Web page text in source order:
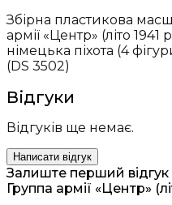
Збірна пластикова
армії «Центр» (літо 1941
німецька піхота (4
(DS 3502)
Відгуки
Відгуків ще немає.
Написати відгук
Залиште перший відгук
Группа армії «Центр»